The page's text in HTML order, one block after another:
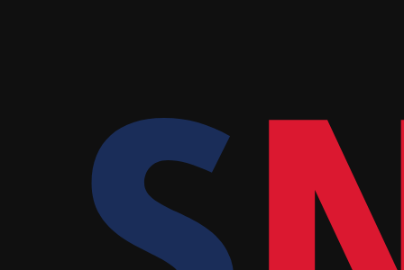
TOURIST EXPERIENCE
URBAN MOBILITY
USER EXPERIENCE
VISUALIZATION